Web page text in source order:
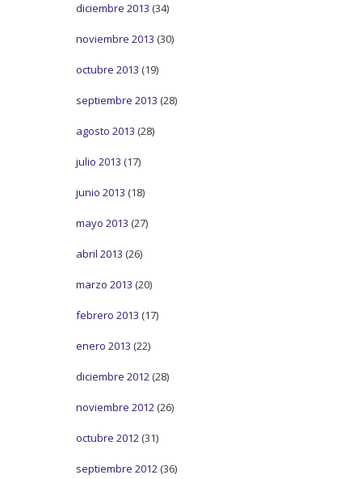
diciembre 2013 (34)
noviembre 2013 (30)
octubre 2013 (19)
septiembre 2013 (28)
agosto 2013 (28)
julio 2013 (17)
junio 2013 (18)
mayo 2013 (27)
abril 2013 (26)
marzo 2013 (20)
febrero 2013 (17)
enero 2013 (22)
diciembre 2012 (28)
noviembre 2012 (26)
octubre 2012 (31)
septiembre 2012 (36)